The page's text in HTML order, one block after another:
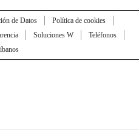
de Datos
Política de cookies
Soluciones W
Teléfonos